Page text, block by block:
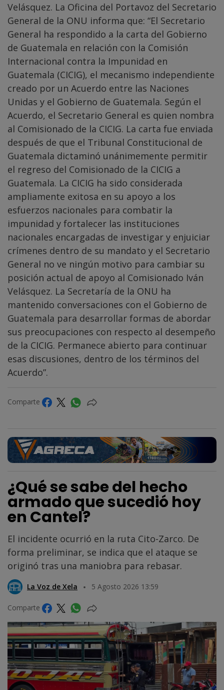
Velásquez. La Oficina del Portavoz del Secretario
General de la ONU informa que: “El Secretario
General ha respondido a la carta del Gobierno
de Guatemala en relación con la Comisión
Internacional contra la Impunidad en
Guatemala (CICIG), el mecanismo independiente
creado por un Acuerdo entre las Naciones
Unidas y el Gobierno de Guatemala. Según el
Acuerdo, el Secretario General es quien nombra
al Comisionado de la CICIG. La carta fue enviada
después de que el Tribunal Constitucional de
Guatemala dictaminó unánimemente permitir
el regreso del Comisionado de la CICIG a
Guatemala. La CICIG ha sido considerada
ampliamente exitosa en su apoyo a los
esfuerzos nacionales para combatir la
impunidad y fortalecer las instituciones
nacionales encargadas de investigar y enjuiciar
crímenes dentro de su mandato y el Secretario
General no ve ningún motivo para cambiar su
posición actual de apoyo al Comisionado Iván
Velásquez. La Secretaría de la ONU ha
mantenido conversaciones con el Gobierno de
Guatemala para desarrollar formas de abordar
sus preocupaciones con respecto al desempeño
de la CICIG. Permanece abierto para continuar
esas discusiones, dentro de los términos del
Acuerdo”.
Comparte
¿Qué se sabe del hecho
armado que sucedió hoy
en Cantel?
El incidente ocurrió en la ruta Cito-Zarco. De
forma preliminar, se indica que el ataque se
originó tras una maniobra para rebasar.
La Voz de Xela 5 Agosto 2026 13:59
Comparte